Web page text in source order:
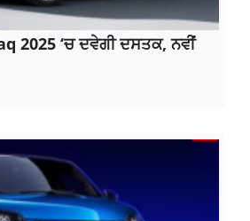
2025 ‘ਚ ਦਵੇਗੀ ਦਸਤਕ, ਨਵੀਂ